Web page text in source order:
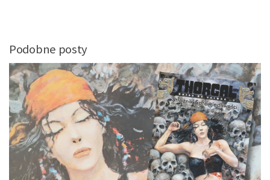
Podobne posty